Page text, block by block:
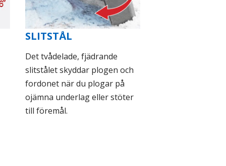
SLITSTÅL
Det tvådelade, fjädrande
slitstålet skyddar plogen och
fordonet när du plogar på
ojämna underlag eller stöter
till föremål.